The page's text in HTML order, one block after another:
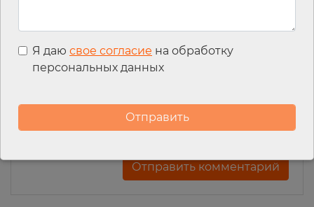
Имя*
Email*
Я даю свое согласие на обработку
персональных данных